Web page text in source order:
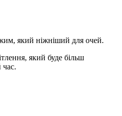
який ніжніший для очей.
який буде більш